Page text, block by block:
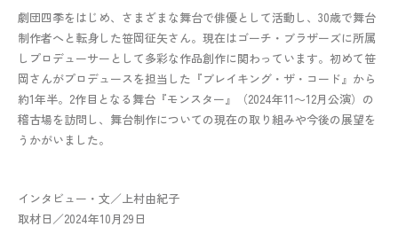
劇団四季をはじめ、さまざまな舞台で俳優として活動し、30歳で舞台
制作者へと転身した笹岡征矢さん。現在はゴーチ・ブラザーズに所属
しプロデューサーとして多彩な作品創作に関わっています。初めて笹
岡さんがプロデュースを担当した『ブレイキング・ザ・コード』から
約1年半。2作目となる舞台『モンスター』（2024年11～12月公演）の
稽古場を訪問し、舞台制作についての現在の取り組みや今後の展望を
うかがいました。
インタビュー・文／上村由紀子
取材日／2024年10月29日